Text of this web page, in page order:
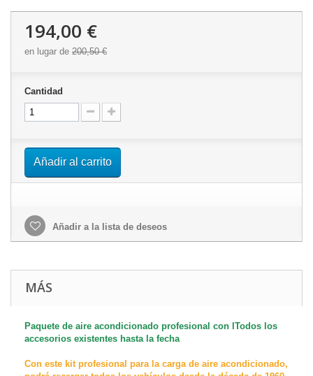
194,00 €
en lugar de 200,50 €
Cantidad
Añadir al carrito
Añadir a la lista de deseos
MÁS
Paquete de aire acondicionado profesional con l Todos los
accesorios existentes hasta la fecha
Con este kit profesional para la carga de aire acondicionado,